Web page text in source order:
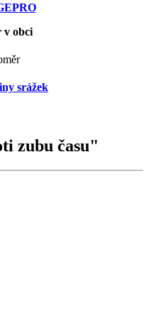
v obci
srážek
zubu času"